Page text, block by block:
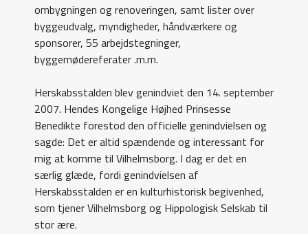
ombygningen og renoveringen, samt lister over
byggeudvalg, myndigheder, håndværkere og
sponsorer, 55 arbejdstegninger,
byggemødereferater .m.m.
Herskabsstalden blev genindviet den 14. september
2007. Hendes Kongelige Højhed Prinsesse
Benedikte forestod den officielle genindvielsen og
sagde: Det er altid spændende og interessant for
mig at komme til Vilhelmsborg. I dag er det en
særlig glæde, fordi genindvielsen af
Herskabsstalden er en kulturhistorisk begivenhed,
som tjener Vilhelmsborg og Hippologisk Selskab til
stor ære.